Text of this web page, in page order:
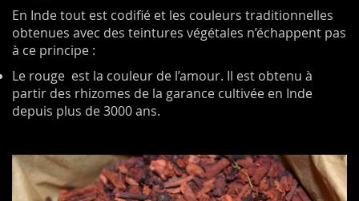
En Inde tout est codifié et les couleurs traditionnelles
obtenues avec des teintures végétales n’échappent pas
à ce principe :
Le rouge est la couleur de l’amour. Il est obtenu à
partir des rhizomes de la garance cultivée en Inde
depuis plus de 3000 ans.